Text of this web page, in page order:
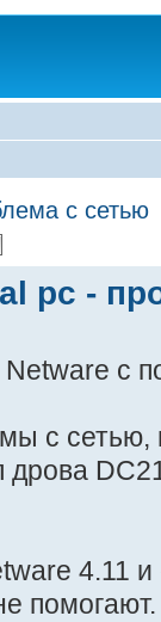
с сетью
pc -
с
с сетью,
4.11